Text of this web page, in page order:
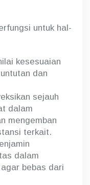
untuk hal-
kesesuaian
dan
sejauh
dalam
mengemban
terkait.
dalam
bebas dari